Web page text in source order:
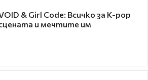
& Girl Code: Всичко за K-pop
и мечтите им